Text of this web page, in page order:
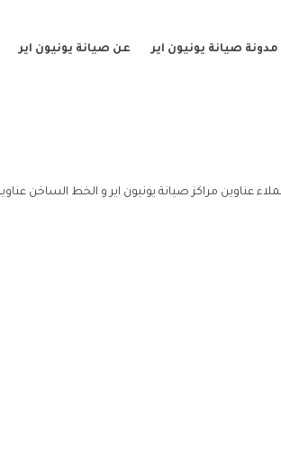
مدونة صيانة يونيون اير عن صيانة يونيون اير
عناوين مراكز صيانة يونيون اير و الخط الساخن